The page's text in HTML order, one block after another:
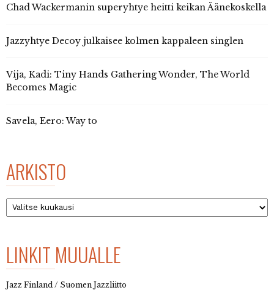
Chad Wackermanin superyhtye heitti keikan Äänekoskella
Jazzyhtye Decoy julkaisee kolmen kappaleen singlen
Vija, Kadi: Tiny Hands Gathering Wonder, The World
Becomes Magic
Savela, Eero: Way to
ARKISTO
Arkisto
LINKIT MUUALLE
Jazz Finland / Suomen Jazzliitto